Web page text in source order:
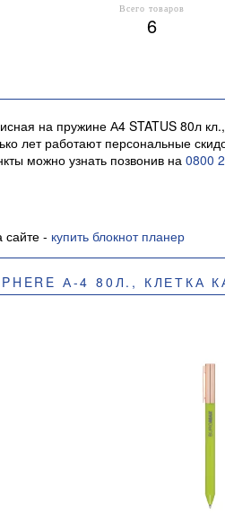
Всего товаров
6
на пружине А4 STATUS 80л
лет работают персональные
можно узнать позвонив на 0800
- купить блокнот планер
КЛЕТКА КАРТОННАЯ ОБЛОЖКА